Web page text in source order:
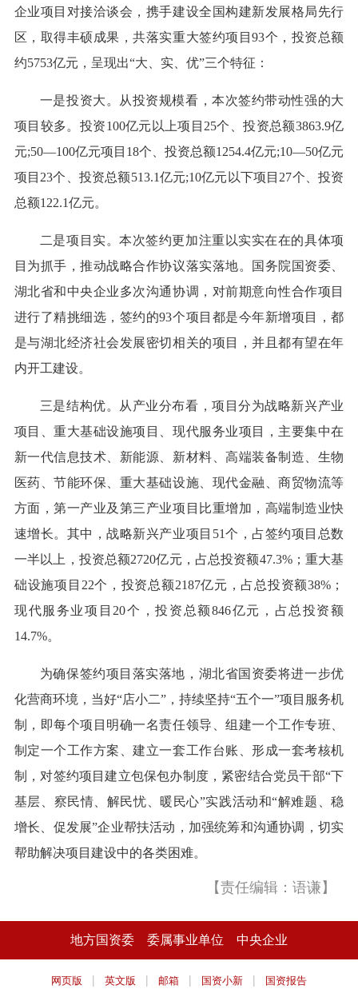
企业项目对接洽谈会，携手建设全国构建新发展格局先行
区，取得丰硕成果，共落实重大签约项目93个，投资总额
约5753亿元，呈现出“大、实、优”三个特征：
一是投资大。从投资规模看，本次签约带动性强的大
项目较多。投资100亿元以上项目25个、投资总额3863.9亿
元;50—100亿元项目18个、投资总额1254.4亿元;10—50亿元
项目23个、投资总额513.1亿元;10亿元以下项目27个、投资
总额122.1亿元。
二是项目实。本次签约更加注重以实实在在的具体项
目为抓手，推动战略合作协议落实落地。国务院国资委、
湖北省和中央企业多次沟通协调，对前期意向性合作项目
进行了精挑细选，签约的93个项目都是今年新增项目，都
是与湖北经济社会发展密切相关的项目，并且都有望在年
内开工建设。
三是结构优。从产业分布看，项目分为战略新兴产业
项目、重大基础设施项目、现代服务业项目，主要集中在
新一代信息技术、新能源、新材料、高端装备制造、生物
医药、节能环保、重大基础设施、现代金融、商贸物流等
方面，第一产业及第三产业项目比重增加，高端制造业快
速增长。其中，战略新兴产业项目51个，占签约项目总数
一半以上，投资总额2720亿元，占总投资额47.3%；重大基
础设施项目22个，投资总额2187亿元，占总投资额38%；
现代服务业项目20个，投资总额846亿元，占总投资额
14.7%。
为确保签约项目落实落地，湖北省国资委将进一步优
化营商环境，当好“店小二”，持续坚持“五个一”项目服务机
制，即每个项目明确一名责任领导、组建一个工作专班、
制定一个工作方案、建立一套工作台账、形成一套考核机
制，对签约项目建立包保包办制度，紧密结合党员干部“下
基层、察民情、解民忧、暖民心”实践活动和“解难题、稳
增长、促发展”企业帮扶活动，加强统筹和沟通协调，切实
帮助解决项目建设中的各类困难。
【责任编辑：语谦】
地方国资委 委属事业单位 中央企业
网页版 | 英文版 | 邮箱 | 国资小新 | 国资报告